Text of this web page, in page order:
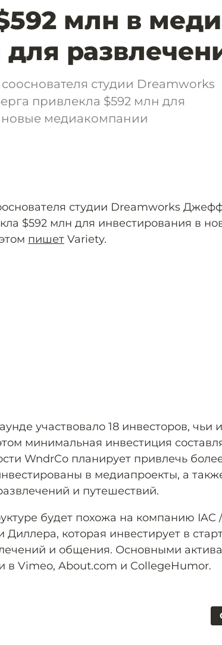
млн в
студии Dreamworks
привлекла $592 млн для
новые медиакомпании
студии Dreamworks
$592 млн для инвестирования в
пишет Variety.
участвовало 18 инвесторов, чьи
минимальная инвестиция
WndrCo планирует привлечь
в медиапроекты, а
и путешествий.
будет похожа на компанию IAC /
которая инвестирует в
и общения. Основными
в Vimeo, About.com и CollegeHumor.